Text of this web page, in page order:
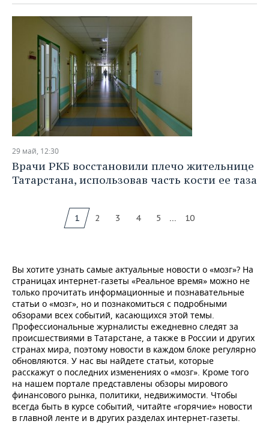
29 май, 12:30
Врачи РКБ восстановили плечо жительнице
Татарстана, использовав часть кости ее таза
1 2 3 4 5 ... 10
Вы хотите узнать самые актуальные новости о «мозг»? На
страницах интернет-газеты «Реальное время» можно не
только прочитать информационные и познавательные
статьи о «мозг», но и познакомиться с подробными
обзорами всех событий, касающихся этой темы.
Профессиональные журналисты ежедневно следят за
происшествиями в Татарстане, а также в России и других
странах мира, поэтому новости в каждом блоке регулярно
обновляются. У нас вы найдете статьи, которые
расскажут о последних изменениях о «мозг». Кроме того
на нашем портале представлены обзоры мирового
финансового рынка, политики, недвижимости. Чтобы
всегда быть в курсе событий, читайте «горячие» новости
в главной ленте и в других разделах интернет-газеты.